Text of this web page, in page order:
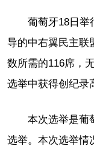
葡萄牙18日举
导的中右翼民主联
数所需的116席，
选举中获得创纪录
本次选举是葡
选举。本次选举情